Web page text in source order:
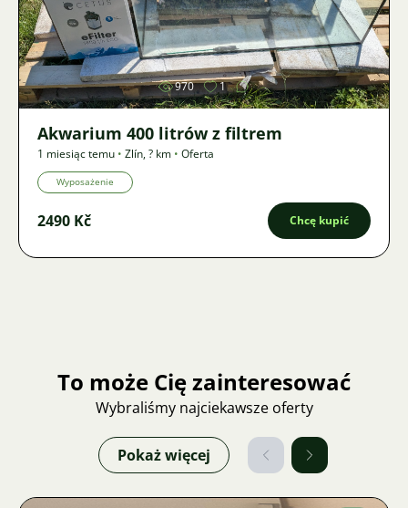
Zdjęcie
970 1
Akwarium 400 litrów z filtrem
1 miesiąc temu • Zlín,? km • Oferta
Wyposażenie
2490 Kč Chcę kupić
To może Cię zainteresować
Wybraliśmy najciekawsze oferty
Pokaż więcej